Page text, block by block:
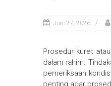
Juni 27, 2026
Prosedur kuret
dalam rahim.
pemeriksaan
penting agar